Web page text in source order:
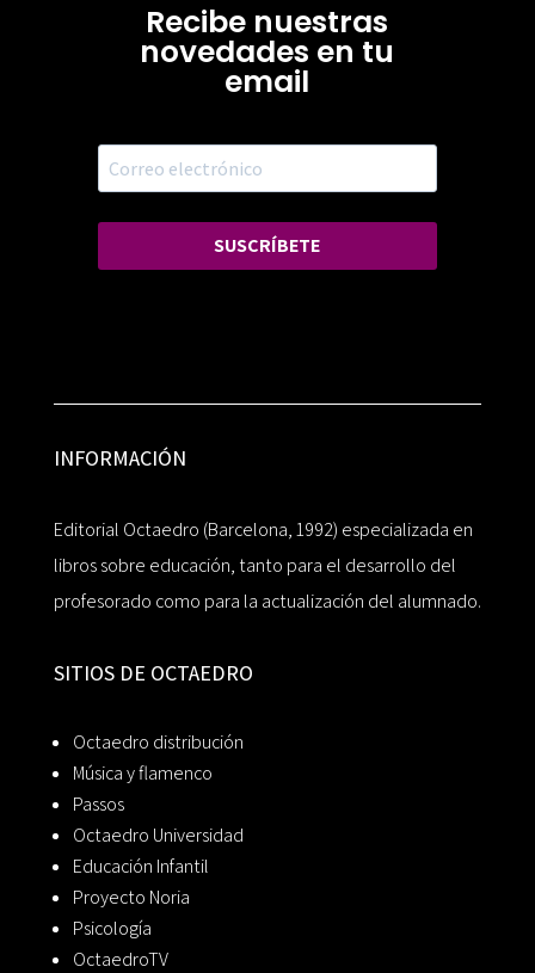
Recibe nuestras
novedades en tu
email
SUSCRÍBETE
INFORMACIÓN
Editorial Octaedro (Barcelona, 1992) especializada en
libros sobre educación, tanto para el desarrollo del
profesorado como para la actualización del alumnado.
SITIOS DE OCTAEDRO
Octaedro distribución
Música y flamenco
Passos
Octaedro Universidad
Educación Infantil
Proyecto Noria
Psicología
OctaedroTV